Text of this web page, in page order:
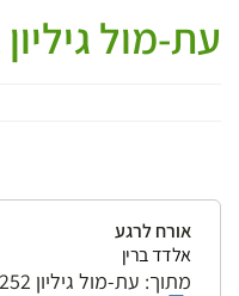
עת-מול גיליון 252
אורח לרגע
אלדד ברין
מתוך: עת-מול גיליון 252